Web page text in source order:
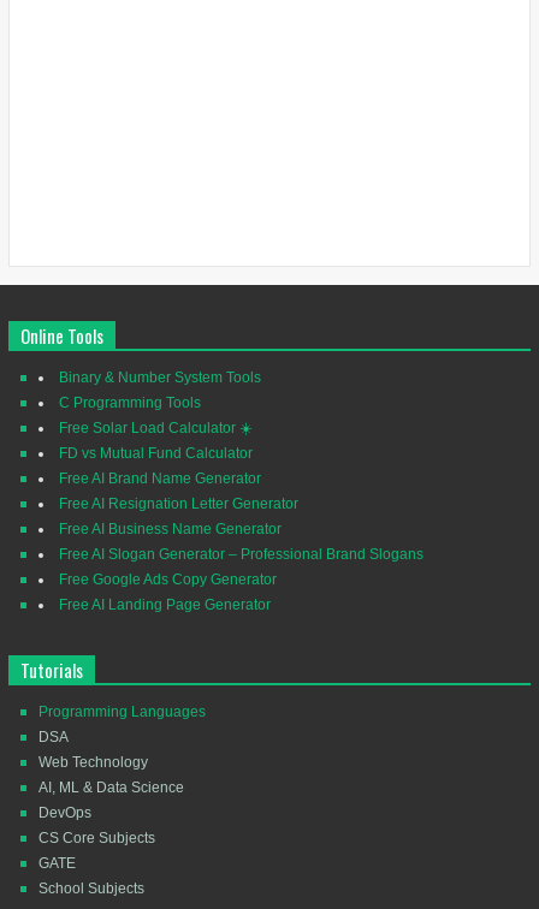
Online Tools
Binary & Number System Tools
C Programming Tools
Free Solar Load Calculator ☀️
FD vs Mutual Fund Calculator
Free AI Brand Name Generator
Free AI Resignation Letter Generator
Free AI Business Name Generator
Free AI Slogan Generator – Professional Brand Slogans
Free Google Ads Copy Generator
Free AI Landing Page Generator
Tutorials
Programming Languages
DSA
Web Technology
AI, ML & Data Science
DevOps
CS Core Subjects
GATE
School Subjects